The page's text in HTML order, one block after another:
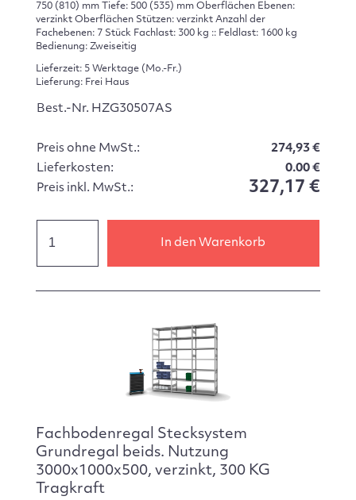
750 (810) mm Tiefe: 500 (535) mm Oberflächen Ebenen:
verzinkt Oberflächen Stützen: verzinkt Anzahl der
Fachebenen: 7 Stück Fachlast: 300 kg :: Feldlast: 1600 kg
Bedienung: Zweiseitig
Lieferzeit: 5 Werktage (Mo.-Fr.)
Lieferung: Frei Haus
Best.-Nr. HZG30507AS
Preis ohne MwSt.:
274,93 €
Lieferkosten:
0.00 €
Preis inkl. MwSt.:
327,17 €
In den Warenkorb
Fachbodenregal Stecksystem
Grundregal beids. Nutzung
3000x1000x500, verzinkt, 300 KG
Tragkraft